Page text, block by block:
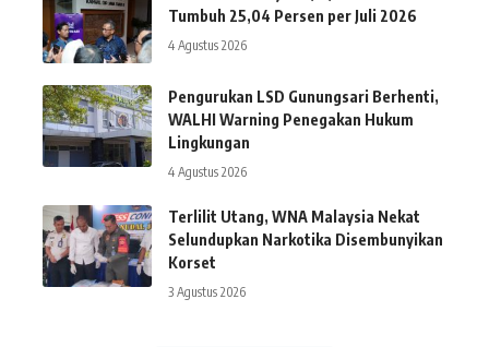
Tumbuh 25,04 Persen per Juli 2026
4 Agustus 2026
Pengurukan LSD Gunungsari Berhenti,
WALHI Warning Penegakan Hukum
Lingkungan
4 Agustus 2026
Terlilit Utang, WNA Malaysia Nekat
Selundupkan Narkotika Disembunyikan
Korset
3 Agustus 2026